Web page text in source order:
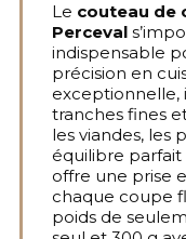
Le couteau de
Perceval
indispensable
précision en
exceptionnelle,
tranches fines
les viandes, les
équilibre
offre une prise
chaque coupe
poids de